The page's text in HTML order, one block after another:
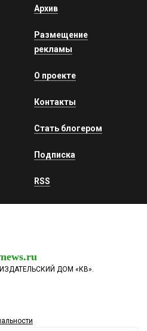
Архив
Размещение
рекламы
О проекте
Контакты
Стать блогером
Подписка
RSS
news.ru
ДОМ «КВ».